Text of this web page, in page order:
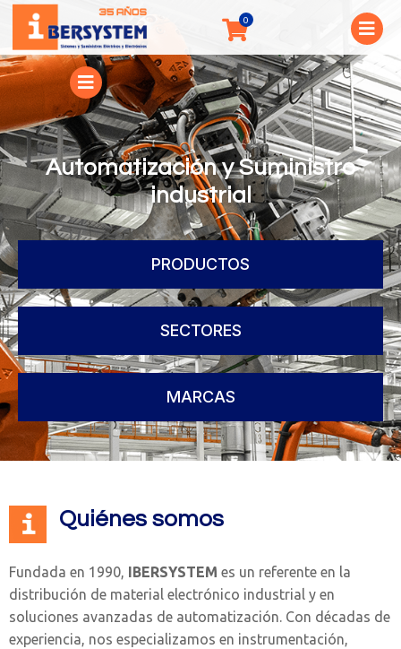
Automatización y Suministro
industrial
PRODUCTOS
SECTORES
MARCAS
Quiénes somos
Fundada en 1990, IBERSYSTEM es un referente en la
distribución de material electrónico industrial y en
soluciones avanzadas de automatización. Con décadas de
experiencia, nos especializamos en instrumentación,